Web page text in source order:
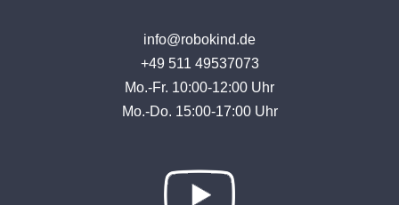
info@robokind.de
+49 511 49537073
Mo.-Fr. 10:00-12:00 Uhr
Mo.-Do. 15:00-17:00 Uhr